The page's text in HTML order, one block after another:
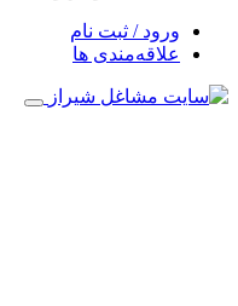
ورود / ثبت نام
علاقه‌مندی ها